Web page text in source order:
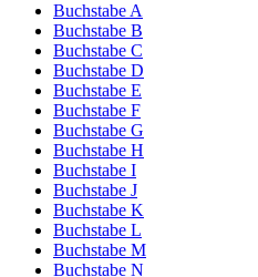
Buchstabe A
Buchstabe B
Buchstabe C
Buchstabe D
Buchstabe E
Buchstabe F
Buchstabe G
Buchstabe H
Buchstabe I
Buchstabe J
Buchstabe K
Buchstabe L
Buchstabe M
Buchstabe N